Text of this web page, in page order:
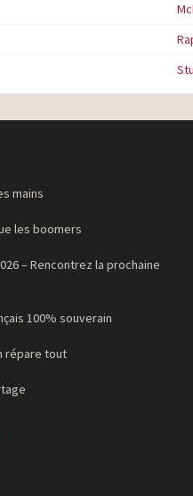
mains
les boomers
– Rencontrez la prochaine
100% souverain
répare tout